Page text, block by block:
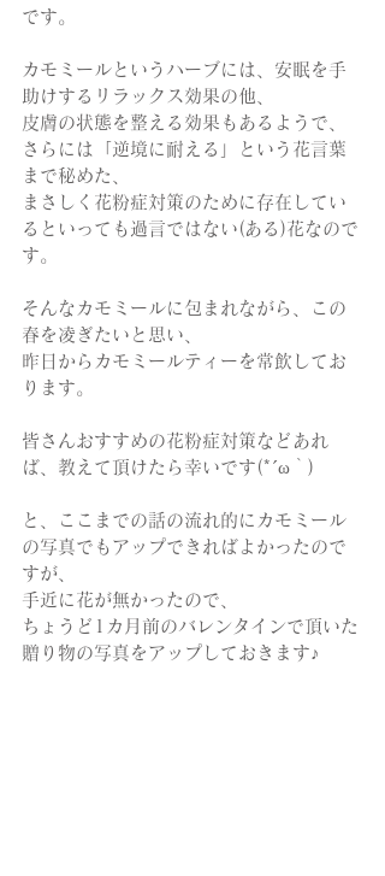
です。
カモミールというハーブには、安眠を手
助けするリラックス効果の他、
皮膚の状態を整える効果もあるようで、
さらには「逆境に耐える」という花言葉
まで秘めた、
まさしく花粉症対策のために存在してい
るといっても過言ではない(ある)花なので
す。
そんなカモミールに包まれながら、この
春を凌ぎたいと思い、
昨日からカモミールティーを常飲してお
ります。
皆さんおすすめの花粉症対策などあれ
ば、教えて頂けたら幸いです(*´ω｀)
と、ここまでの話の流れ的にカモミール
の写真でもアップできればよかったので
すが、
手近に花が無かったので、
ちょうど1カ月前のバレンタインで頂いた
贈り物の写真をアップしておきます♪